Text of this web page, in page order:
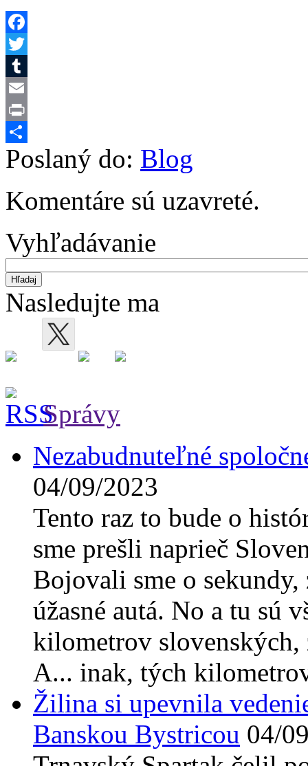
Facebook
Twitter
Tumblr
Email
Print
Share
Poslaný do: Blog
Komentáre sú uzavreté.
Vyhľadávanie
Nasledujte ma
Správy
Nezabudnuteľné
04/09/2023
Tento raz to bude o
sme prešli naprieč
Bojovali sme o
úžasné autá. No a tu sú
kilometrov slovenských,
A... inak, tých
Žilina si upevnila
Banskou Bystricou 04/